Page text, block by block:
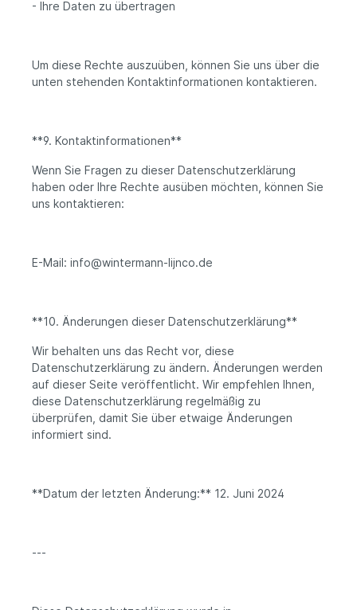
- Ihre Daten zu übertragen
Um diese Rechte auszuüben, können Sie uns über die
unten stehenden Kontaktinformationen kontaktieren.
**9. Kontaktinformationen**
Wenn Sie Fragen zu dieser Datenschutzerklärung
haben oder Ihre Rechte ausüben möchten, können Sie
uns kontaktieren:
E-Mail: info@wintermann-lijnco.de
**10. Änderungen dieser Datenschutzerklärung**
Wir behalten uns das Recht vor, diese
Datenschutzerklärung zu ändern. Änderungen werden
auf dieser Seite veröffentlicht. Wir empfehlen Ihnen,
diese Datenschutzerklärung regelmäßig zu
überprüfen, damit Sie über etwaige Änderungen
informiert sind.
**Datum der letzten Änderung:** 12. Juni 2024
---